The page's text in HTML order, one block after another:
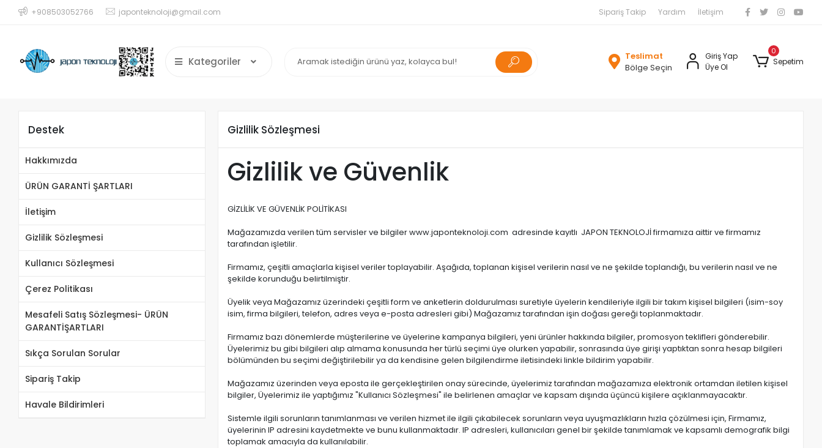
+908503052766 japonteknoloji@gmail.com Sipariş Takip Yardım İletişim
Kategoriler
Teslimat
Bölge Seçin
Giriş Yap
Üye Ol
0
Sepetim
Destek
Hakkımızda
ÜRÜN GARANTİ ŞARTLARI
İletişim
Gizlilik Sözleşmesi
Kullanıcı Sözleşmesi
Çerez Politikası
Mesafeli Satış Sözleşmesi- ÜRÜN
GARANTİŞARTLARI
Sıkça Sorulan Sorular
Sipariş Takip
Havale Bildirimleri
Gizlilik Sözleşmesi
Gizlilik ve Güvenlik
GİZLİLİK VE GÜVENLİK POLİTİKASI
Mağazamızda verilen tüm servisler ve bilgiler www.japonteknoloji.com adresinde kayıtlı JAPON TEKNOLOJİ firmamıza aittir ve firmamız
tarafından işletilir.
Firmamız, çeşitli amaçlarla kişisel veriler toplayabilir. Aşağıda, toplanan kişisel verilerin nasıl ve ne şekilde toplandığı, bu verilerin nasıl ve ne
şekilde korunduğu belirtilmiştir.
Üyelik veya Mağazamız üzerindeki çeşitli form ve anketlerin doldurulması suretiyle üyelerin kendileriyle ilgili bir takım kişisel bilgileri (isim-soy
isim, firma bilgileri, telefon, adres veya e-posta adresleri gibi) Mağazamız tarafından işin doğası gereği toplanmaktadır.
Firmamız bazı dönemlerde müşterilerine ve üyelerine kampanya bilgileri, yeni ürünler hakkında bilgiler, promosyon teklifleri gönderebilir.
Üyelerimiz bu gibi bilgileri alıp almama konusunda her türlü seçimi üye olurken yapabilir, sonrasında üye girişi yaptıktan sonra hesap bilgileri
bölümünden bu seçimi değiştirilebilir ya da kendisine gelen bilgilendirme iletisindeki linkle bildirim yapabilir.
Mağazamız üzerinden veya eposta ile gerçekleştirilen onay sürecinde, üyelerimiz tarafından mağazamıza elektronik ortamdan iletilen kişisel
bilgiler, Üyelerimiz ile yaptığımız "Kullanıcı Sözleşmesi" ile belirlenen amaçlar ve kapsam dışında üçüncü kişilere açıklanmayacaktır.
Sistemle ilgili sorunların tanımlanması ve verilen hizmet ile ilgili çıkabilecek sorunların veya uyuşmazlıkların hızla çözülmesi için, Firmamız,
üyelerinin IP adresini kaydetmekte ve bunu kullanmaktadır. IP adresleri, kullanıcıları genel bir şekilde tanımlamak ve kapsamlı demografik bilgi
toplamak amacıyla da kullanılabilir.